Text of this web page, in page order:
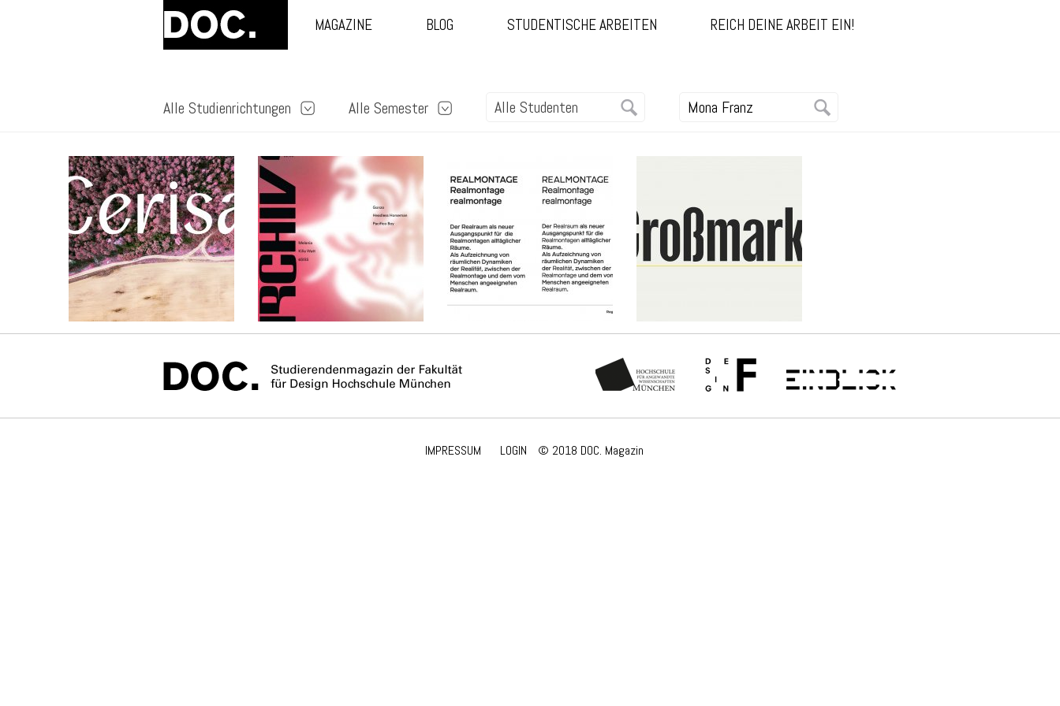
MAGAZINE BLOG STUDENTISCHE ARBEITEN REICH DEINE ARBEIT EIN!
Alle Studienrichtungen Alle Semester
IMPRESSUM LOGIN © 2018 DOC. Magazin